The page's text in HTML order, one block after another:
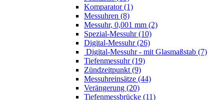
Komparator (1)
Messuhren (8)
Messuhr, 0,001 mm (2)
Spezial-Messuhr (10)
Digital-Messuhr (26)
Digital-Messuhr - mit Glasmaßstab (7)
Tiefenmessuhr (19)
Zündzeitpunkt (9)
Messuhreinsätze (44)
Verängerung (20)
Tiefenmessbrücke (11)